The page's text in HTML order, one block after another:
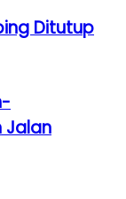
Ditutup
Jalan